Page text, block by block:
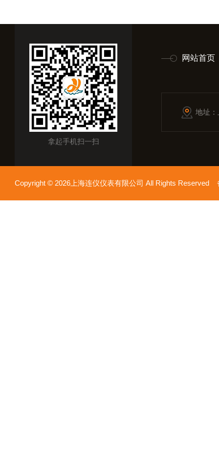
拿起手机扫一扫
网站首页
地址
Copyright © 2026上海连仪仪表有限公司 All Rights Reserved